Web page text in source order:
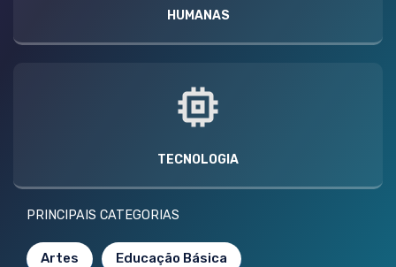
HUMANAS
TECNOLOGIA
PRINCIPAIS CATEGORIAS
Artes Educação Básica